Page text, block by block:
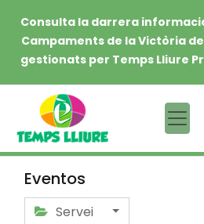
Consulta la darrera
Campaments de la Victòria
gestionats per Temps Lliure
Eventos
Servei